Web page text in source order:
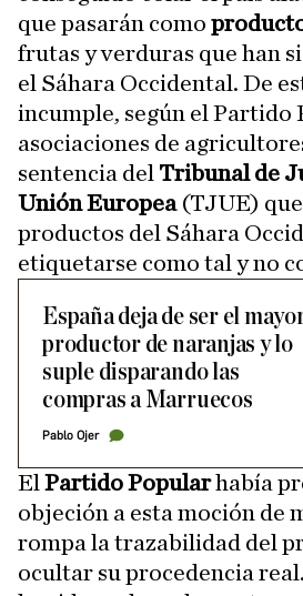
que pasarán como
frutas y verduras que han
el Sáhara Occidental. De
incumple, según el Partido
asociaciones de
sentencia del Tribunal de
Unión Europea(TJUE)
productos del Sáhara
etiquetarse como tal y no
España deja de ser el
productor de naranjas y lo
suple disparando las
compras a Marruecos
Pablo Ojer
El Partido Popularhabía
objeción a esta moción de
rompa la trazabilidad del
ocultar su procedencia